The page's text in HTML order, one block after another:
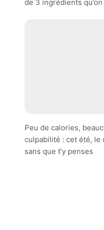
de 3 ingrédients
Peu de calories,
culpabilité : cet été, le
sans que t’y penses